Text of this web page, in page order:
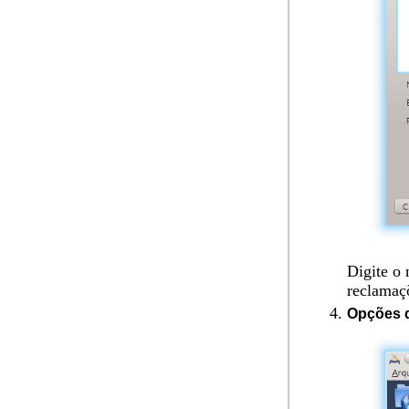
Digite o
Opções